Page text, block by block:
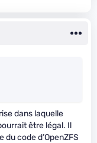
dans laquelle
être légal. Il
du code d’OpenZFS